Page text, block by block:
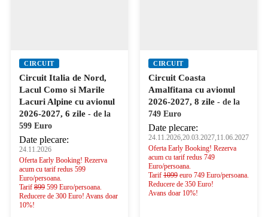
CIRCUIT
Circuit Italia de Nord,
Lacul Como si Marile
Lacuri Alpine cu avionul
2026-2027, 6 zile - de la
599 Euro
Date plecare:
24.11.2026
Oferta Early Booking! Rezerva
acum cu tarif redus 599
Euro/persoana.
Tarif 899 599 Euro/persoana.
Reducere de 300 Euro! Avans doar
10%!
CIRCUIT
Circuit Coasta
Amalfitana cu avionul
2026-2027, 8 zile - de la
749 Euro
Date plecare:
24.11.2026,20.03.2027,11.06.2027
Oferta Early Booking! Rezerva
acum cu tarif redus 749
Euro/persoana.
Tarif 1099 euro 749 Euro/persoana.
Reducere de 350 Euro!
Avans doar 10%!